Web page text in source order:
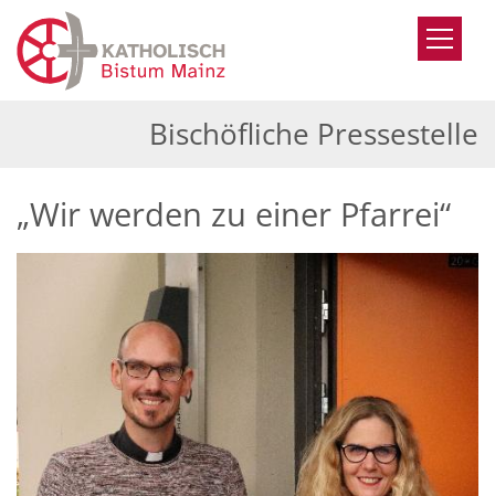
Zum Inhalt springen
Bischöfliche Pressestelle
„Wir werden zu einer Pfarrei“